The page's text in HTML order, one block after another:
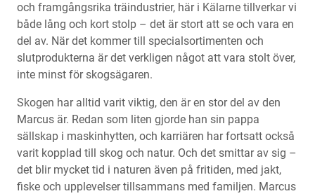
och framgångsrika träindustrier, här i Kälarne tillverkar vi
både lång och kort stolp – det är stort att se och vara en
del av. När det kommer till specialsortimenten och
slutprodukterna är det verkligen något att vara stolt över,
inte minst för skogsägaren.
Skogen har alltid varit viktig, den är en stor del av den
Marcus är. Redan som liten gjorde han sin pappa
sällskap i maskinhytten, och karriären har fortsatt också
varit kopplad till skog och natur. Och det smittar av sig –
det blir mycket tid i naturen även på fritiden, med jakt,
fiske och upplevelser tillsammans med familjen. Marcus